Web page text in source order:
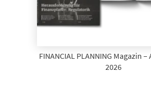
FINANCIAL PLANNING Magazin –
2026